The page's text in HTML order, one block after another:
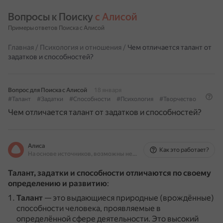
Вопросы к Поиску с Алисой
Примеры ответов Поиска с Алисой
Главная / Психология и отношения / Чем отличается талант от
задатков и способностей?
Вопрос для Поиска с Алисой
18 января
#Талант
#Задатки #Способности #Психология #Творчество
Чем отличается талант от задатков и способностей?
Алиса
На основе источников, возможны неточности
Как это работает?
Талант, задатки и способности отличаются по своему
определению и развитию:
Талант — это выдающиеся природные (врождённые)
способности человека, проявляемые в
определённой сфере деятельности. Это высокий